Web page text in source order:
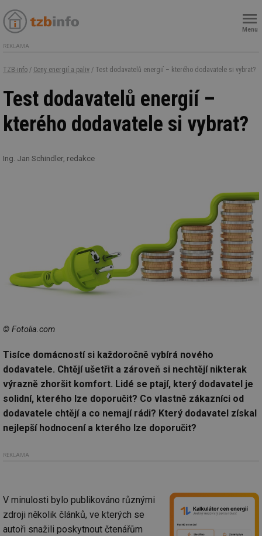
Menu
REKLAMA
TZB-info / Ceny energií a paliv / Test dodavatelů energií – kterého dodavatele si vybrat?
Test dodavatelů energií –
kterého dodavatele si vybrat?
Ing. Jan Schindler, redakce
© Fotolia.com
Tisíce domácností si každoročně vybírá nového
dodavatele. Chtějí ušetřit a zároveň si nechtějí nikterak
výrazně zhoršit komfort. Lidé se ptají, který dodavatel je
solidní, kterého lze doporučit? Co vlastně zákazníci od
dodavatele chtějí a co nemají rádi? Který dodavatel získal
nejlepší hodnocení a kterého lze doporučit?
REKLAMA
V minulosti bylo publikováno různými
zdroji několik článků, ve kterých se
autoři snažili poskytnout čtenářům